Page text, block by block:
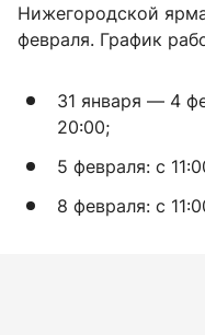
Нижегородской
февраля. График
31 января — 4
20:00;
5 февраля: с
8 февраля: с